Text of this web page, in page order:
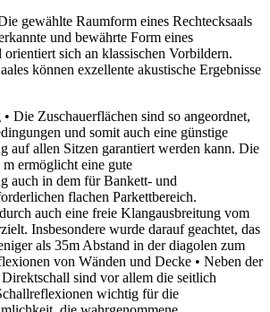
gewählte Raumform eines Rechtecksaals
und bewährte Form eines
orientiert sich an klassischen Vorbildern.
können exzellente akustische Ergebnisse
Die Zuschauerflächen sind so angeordnet,
und somit auch eine günstige
auf allen Sitzen garantiert werden kann. Die
ermöglicht eine gute
auch in dem für Bankett- und
flachen Parkettbereich.
auch eine freie Klangausbreitung vom
Insbesondere wurde darauf geachtet, das
als 35m Abstand in der diagolen zum
von Wänden und Decke • Neben der
sind vor allem die seitlich
wichtig für die